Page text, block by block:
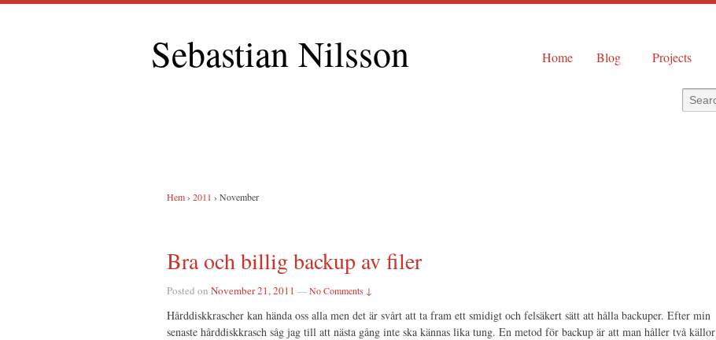
Sebastian Nilsson Home Blog Projects
Hem› 2011 › November
Bra och billig backup av filer
Posted on November 21, 2011 —No Comments ↓
Hårddiskkrascher kan hända oss alla men det är svårt att ta fram ett smidigt och felsäkert sätt att hålla backuper. Efter min
senaste hårddiskkrasch såg jag till att nästa gång inte ska kännas lika tung. En metod för backup är att man håller två källor